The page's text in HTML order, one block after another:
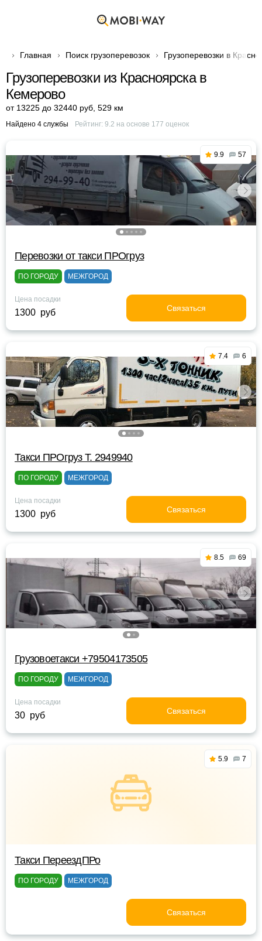
Главная Поиск грузоперевозок Грузоперевозки в
Грузоперевозки из Красноярска в
Кемерово
от 13225 до 32440 руб 529 км
Найдено 4 службы Рейтинг: 9.2 на основе 177 оценок
9.9 57
Перевозки от такси ПРОгруз
ПО ГОРОДУ МЕЖГОРОД
Цена посадки
1300 руб Связаться
7.4 6
Такси ПРОгруз Т. 2949940
ПО ГОРОДУ МЕЖГОРОД
Цена посадки
1300 руб Связаться
8.5 69
Грузовоетакси +79504173505
ПО ГОРОДУ МЕЖГОРОД
Цена посадки
30 руб Связаться
5.9 7
Такси ПереездПРо
ПО ГОРОДУ МЕЖГОРОД
Связаться